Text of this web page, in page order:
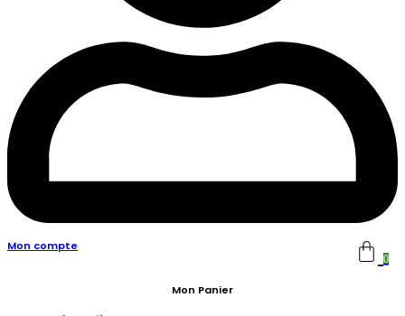
Mon compte
0
Mon Panier